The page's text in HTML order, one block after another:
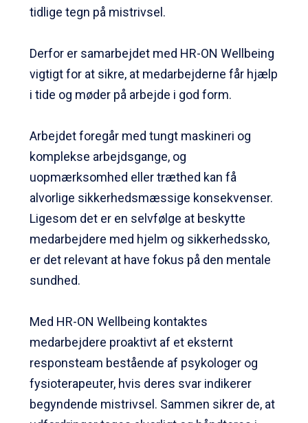
tidlige tegn på mistrivsel.
Derfor er samarbejdet med HR-ON Wellbeing
vigtigt for at sikre, at medarbejderne får hjælp
i tide og møder på arbejde i god form.
Arbejdet foregår med tungt maskineri og
komplekse arbejdsgange, og
uopmærksomhed eller træthed kan få
alvorlige sikkerhedsmæssige konsekvenser.
Ligesom det er en selvfølge at beskytte
medarbejdere med hjelm og sikkerhedssko,
er det relevant at have fokus på den mentale
sundhed.
Med HR-ON Wellbeing kontaktes
medarbejdere proaktivt af et eksternt
responsteam bestående af psykologer og
fysioterapeuter, hvis deres svar indikerer
begyndende mistrivsel. Sammen sikrer de, at